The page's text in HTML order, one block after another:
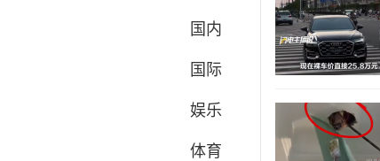
国内
国际
娱乐
体育